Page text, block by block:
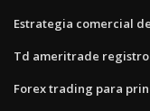
Estrategia comercial
Td ameritrade
Forex trading para